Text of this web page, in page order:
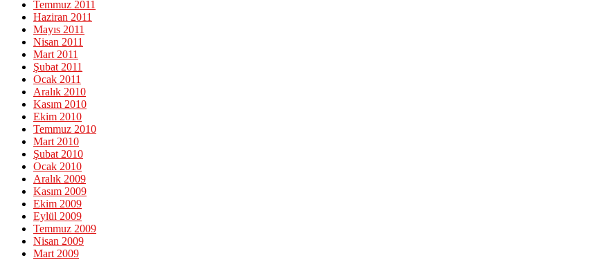
Temmuz 2011
Haziran 2011
Mayıs 2011
Nisan 2011
Mart 2011
Şubat 2011
Ocak 2011
Aralık 2010
Kasım 2010
Ekim 2010
Temmuz 2010
Mart 2010
Şubat 2010
Ocak 2010
Aralık 2009
Kasım 2009
Ekim 2009
Eylül 2009
Temmuz 2009
Nisan 2009
Mart 2009